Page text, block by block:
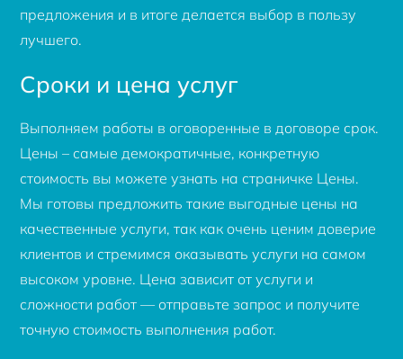
предложения и в итоге делается выбор в пользу
лучшего.
Сроки и цена услуг
Выполняем работы в оговоренные в договоре срок.
Цены – самые демократичные, конкретную
стоимость вы можете узнать на страничке Цены.
Мы готовы предложить такие выгодные цены на
качественные услуги, так как очень ценим доверие
клиентов и стремимся оказывать услуги на самом
высоком уровне. Цена зависит от услуги и
сложности работ — отправьте запрос и получите
точную стоимость выполнения работ.